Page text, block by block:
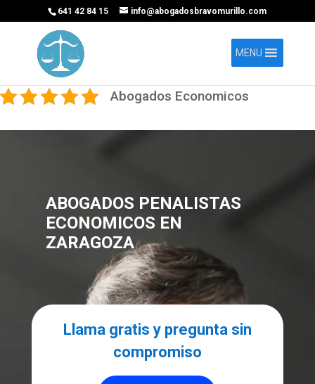
641 42 84 15 info@abogadosbravomurillo.com
MENU
Abogados Economicos
ABOGADOS PENALISTAS
ECONOMICOS EN
ZARAGOZA
Llama gratis y pregunta sin
compromiso